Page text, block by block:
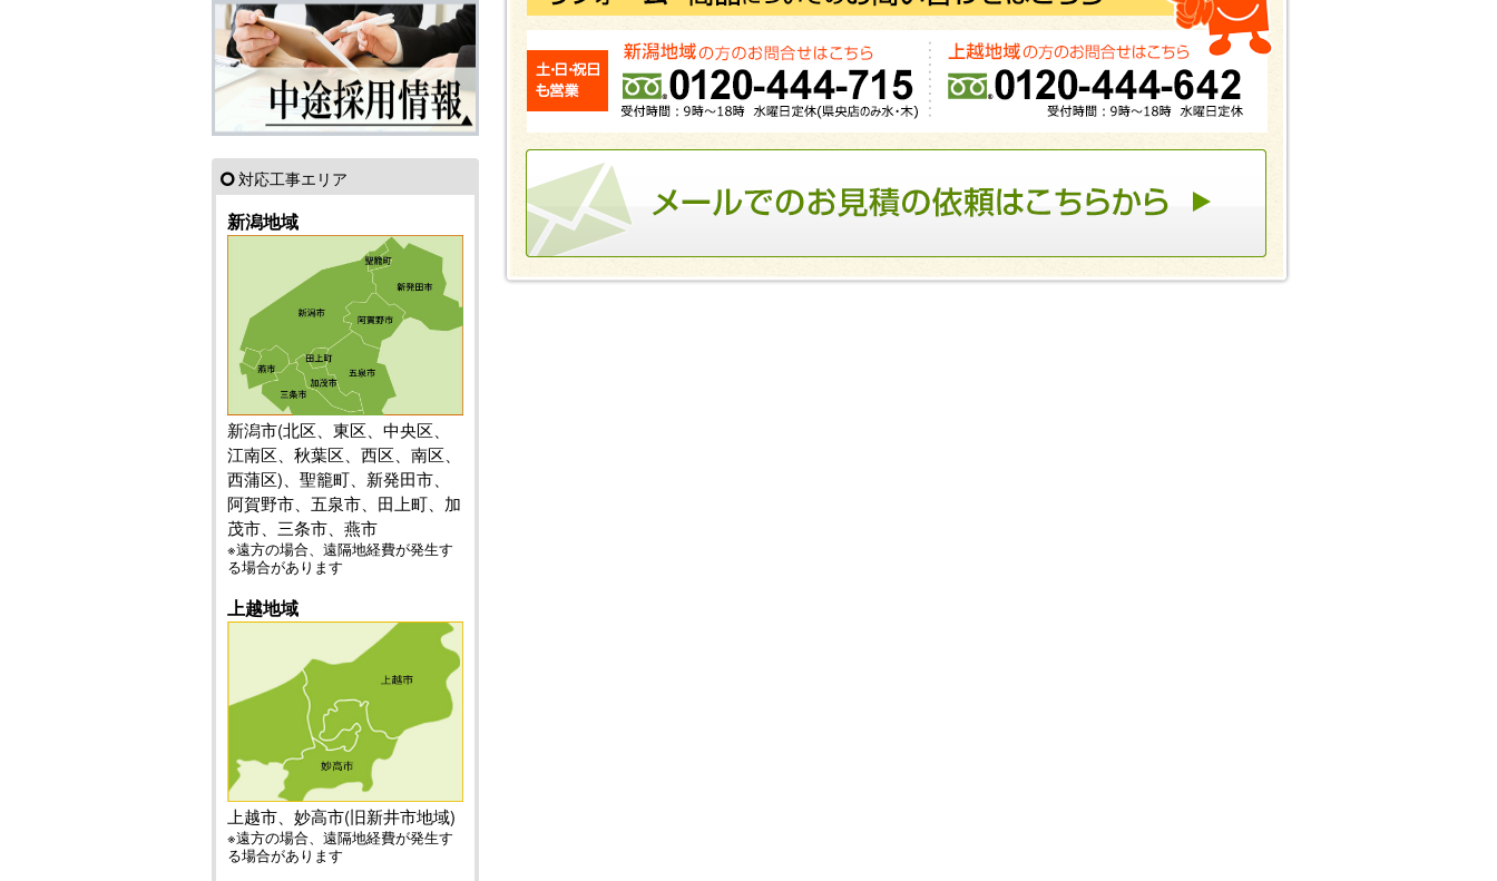
対応工事エリア
新潟地域
新潟市(北区、東区、中央区、
江南区、秋葉区、西区、南区、
西蒲区)、聖籠町、新発田市、
阿賀野市、五泉市、田上町、加
茂市、三条市、燕市
※遠方の場合、遠隔地経費が発生す
る場合があります
上越地域
上越市、妙高市(旧新井市地域)
※遠方の場合、遠隔地経費が発生す
る場合があります